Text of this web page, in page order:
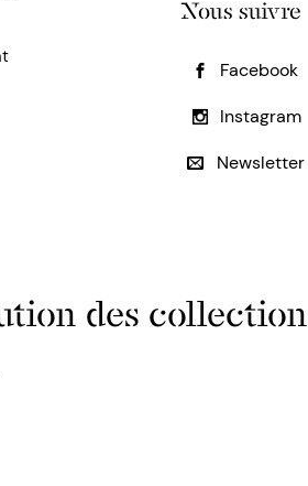
Nous suivre
Facebook
Instagram
Newsletter
des